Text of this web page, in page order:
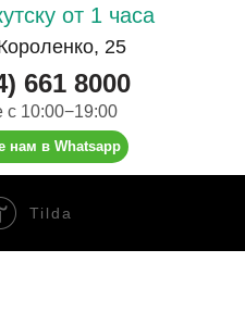
от 1 часа
25
661 8000
нам в Whatsapp
с 10:00−19:00
Tilda